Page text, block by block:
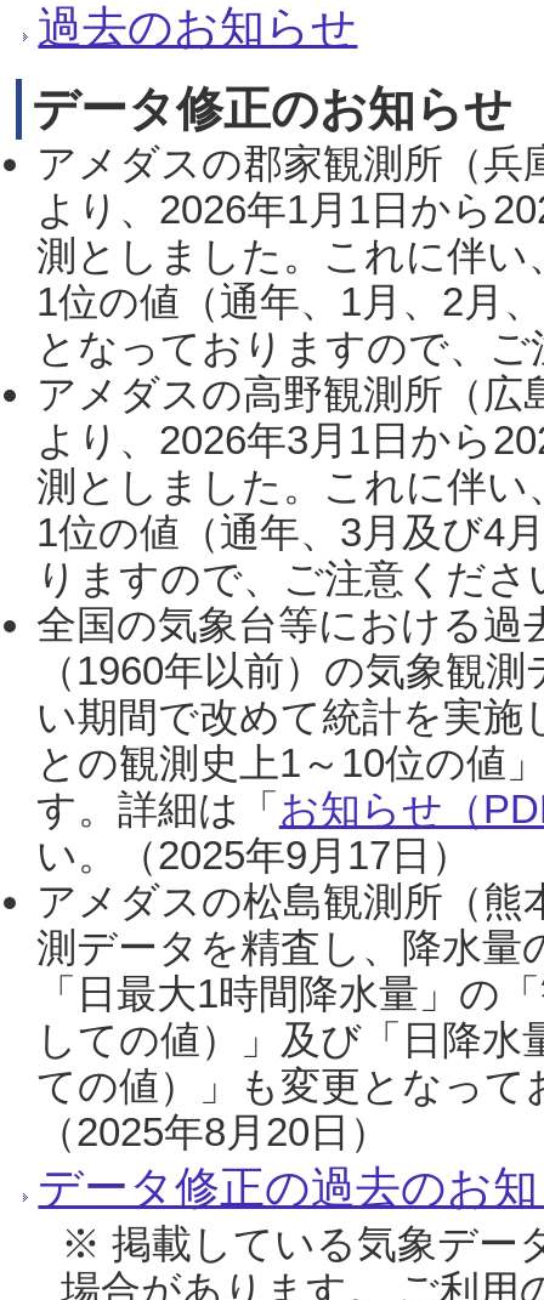
過去のお知らせ
データ修正のお知らせ
アメダスの郡家観測所（
より、2026年1月1日から
測としました。これに伴い
1位の値（通年、1月、2月
となっておりますので、
アメダスの高野観測所（
より、2026年3月1日から
測としました。これに伴い
1位の値（通年、3月及び4
りますので、ご注意くだ
全国の気象台等における過
（1960年以前）の気象観
い期間で改めて統計を実
との観測史上1～10位の値
す。詳細は「 お知らせ（
い。（2025年9月17日）
アメダスの松島観測所（熊
測データを精査し、降水
「日最大1時間降水量」の
しての値）」及び「日降
ての値）」も変更となっ
（2025年8月20日）
データ修正の過去のお
※ 掲載している気象デー
場合があります。 ご利用